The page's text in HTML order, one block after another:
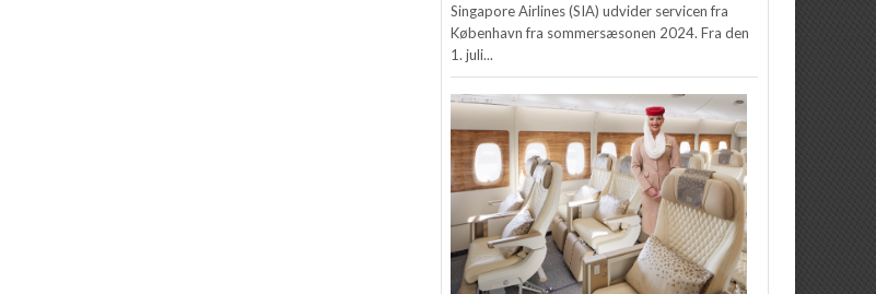
Singapore Airlines (SIA) udvider servicen fra
København fra sommersæsonen 2024. Fra den
1. juli...